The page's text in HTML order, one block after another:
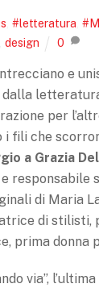
#letteratura
,design 0
e
per
fili che
a Grazia
di Maria
di stilisti,
prima donna
via”,